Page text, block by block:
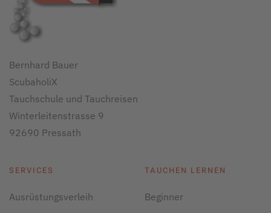
Bernhard Bauer
ScubaholiX
Tauchschule und Tauchreisen
Winterleitenstrasse 9
92690 Pressath
SERVICES
Ausrüstungsverleih
TAUCHEN LERNEN
Beginner